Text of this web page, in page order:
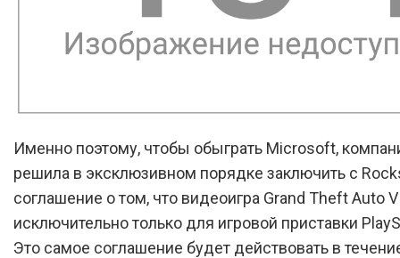
Именно поэтому, чтобы обыграть Microsoft,
решила в эксклюзивном порядке заключить с
соглашение о том, что видеоигра Grand Theft Auto
исключительно только для игровой приставки
Это самое соглашение будет действовать в